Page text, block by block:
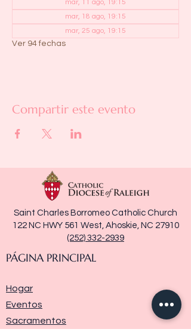
mar, 11 ago, 19:15
mar, 18 ago, 19:15
mar, 25 ago, 19:15
Ver 94 fechas
Compartir este evento
Saint Charles Borromeo Catholic Church
122 NC HWY 561 West, Ahoskie, NC 27910
(252) 332-2939
PÁGINA PRINCIPAL
Hogar
Eventos
Sacramentos